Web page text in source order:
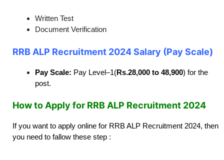
Written Test
Document Verification
RRB ALP Recruitment 2024 Salary (Pay Scale)
Pay Scale: Pay Level–1(Rs.28,000 to 48,900) for the
post.
How to Apply for RRB ALP Recruitment 2024
If you want to apply online for RRB ALP Recruitment 2024, then
you need to fallow these step :